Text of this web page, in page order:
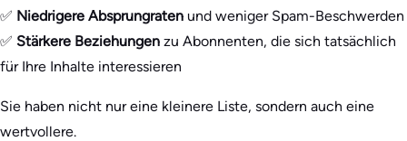
✅ Niedrigere Absprungraten und weniger Spam-Beschwerden
✅ Stärkere Beziehungen zu Abonnenten, die sich tatsächlich
für Ihre Inhalte interessieren
Sie haben nicht nur eine kleinere Liste, sondern auch eine
wertvollere.